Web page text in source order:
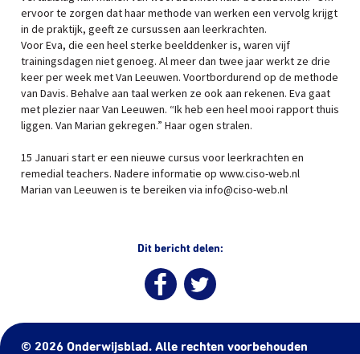
ervoor te zorgen dat haar methode van werken een vervolg krijgt
in de praktijk, geeft ze cursussen aan leerkrachten.
Voor Eva, die een heel sterke beelddenker is, waren vijf
trainingsdagen niet genoeg. Al meer dan twee jaar werkt ze drie
keer per week met Van Leeuwen. Voortbordurend op de methode
van Davis. Behalve aan taal werken ze ook aan rekenen. Eva gaat
met plezier naar Van Leeuwen. “Ik heb een heel mooi rapport thuis
liggen. Van Marian gekregen.” Haar ogen stralen.
15 Januari start er een nieuwe cursus voor leerkrachten en
remedial teachers. Nadere informatie op www.ciso-web.nl
Marian van Leeuwen is te bereiken via info@ciso-web.nl
Dit bericht delen:
© 2026 Onderwijsblad. Alle rechten voorbehouden